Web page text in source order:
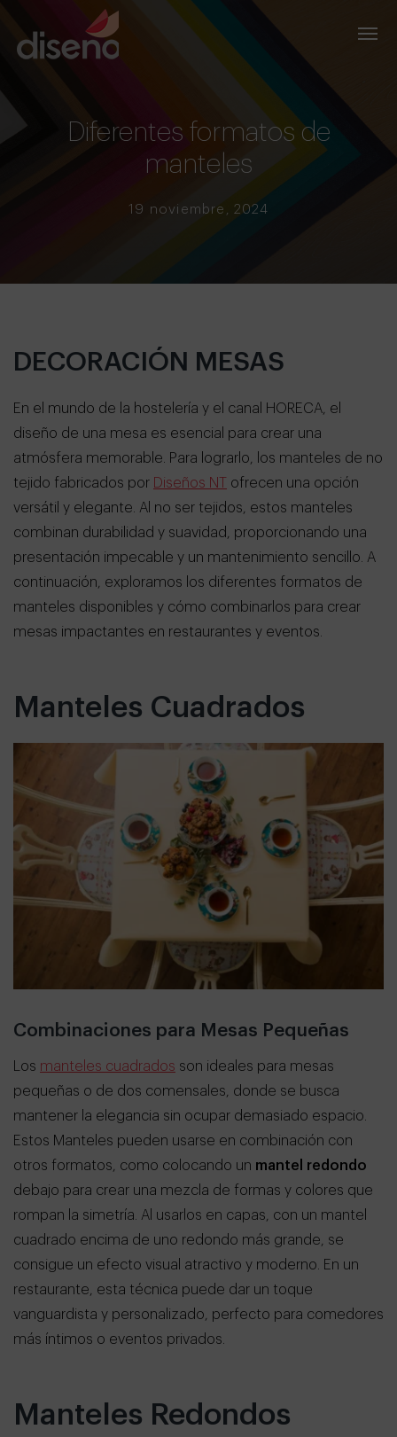
Diferentes formatos de
manteles
19 noviembre, 2024
DECORACIÓN MESAS
En el mundo de la hostelería y el canal HORECA, el
diseño de una mesa es esencial para crear una
atmósfera memorable. Para lograrlo, los manteles de no
tejido fabricados por
Diseños NT
ofrecen una opción
versátil y elegante. Al no ser tejidos, estos manteles
combinan durabilidad y suavidad, proporcionando una
presentación impecable y un mantenimiento sencillo. A
continuación, exploramos los diferentes formatos de
manteles disponibles y cómo combinarlos para crear
mesas impactantes en restaurantes y eventos.
Manteles Cuadrados
Combinaciones para Mesas Pequeñas
Los manteles cuadrados son ideales para mesas
pequeñas o de dos comensales, donde se busca
mantener la elegancia sin ocupar demasiado espacio.
Estos Manteles pueden usarse en combinación con
otros formatos, como colocando un mantel redondo
debajo para crear una mezcla de formas y colores que
rompan la simetría. Al usarlos en capas, con un mantel
cuadrado encima de uno redondo más grande, se
consigue un efecto visual atractivo y moderno. En un
restaurante, esta técnica puede dar un toque
vanguardista y personalizado, perfecto para comedores
más íntimos o eventos privados.
Manteles Redondos